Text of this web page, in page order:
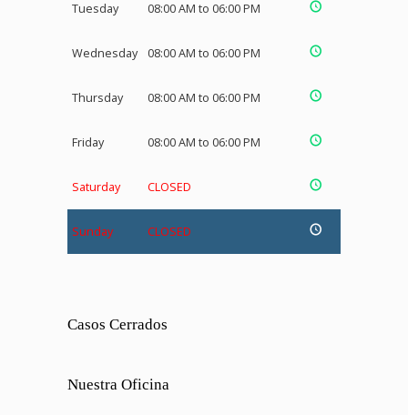
Tuesday 08:00 AM to 06:00 PM
Wednesday 08:00 AM to 06:00 PM
Thursday 08:00 AM to 06:00 PM
Friday 08:00 AM to 06:00 PM
Saturday CLOSED
Sunday CLOSED
Casos Cerrados
Nuestra Oficina